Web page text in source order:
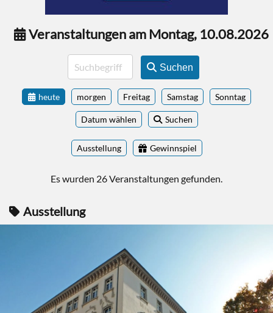
Veranstaltungen am Montag, 10.08.2026
Suchen
heute morgen Freitag Samstag Sonntag
Datum wählen Suchen
Ausstellung Gewinnspiel
Es wurden 26 Veranstaltungen gefunden.
Ausstellung